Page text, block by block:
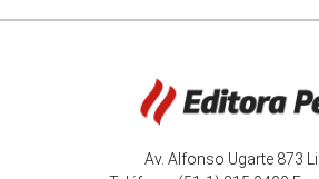
Av. Alfonso Ugarte 873